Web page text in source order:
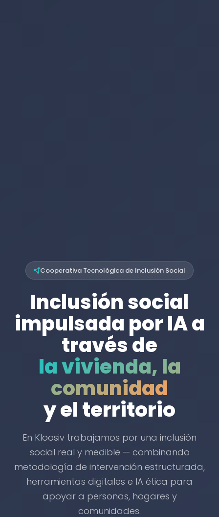
Cooperativa Tecnológica de Inclusión Social
Inclusión social
impulsada por IA a
través de
la vivienda, la
comunidad
y el territorio
En Kloosiv trabajamos por una inclusión
social real y medible — combinando
metodología de intervención estructurada,
herramientas digitales e IA ética para
apoyar a personas, hogares y
comunidades.